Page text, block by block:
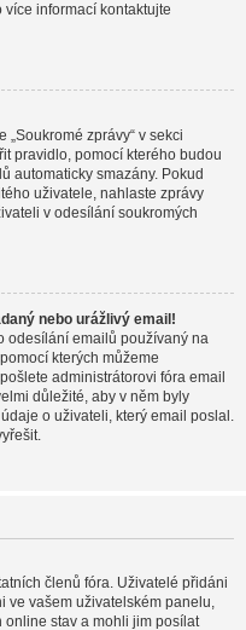
informací kontaktujte
„Soukromé zprávy“ v sekci
pravidlo, pomocí kterého budou
automaticky smazány. Pokud
uživatele, nahlaste zprávy
v odesílání soukromých
nebo urážlivý email!
odesílání emailů používaný na
kterých můžeme
administrátorovi fóra email
důležité, aby v něm byly
o uživateli, který email poslal.
členů fóra. Uživatelé přidáni
ve vašem uživatelském panelu,
stav a mohli jim posílat